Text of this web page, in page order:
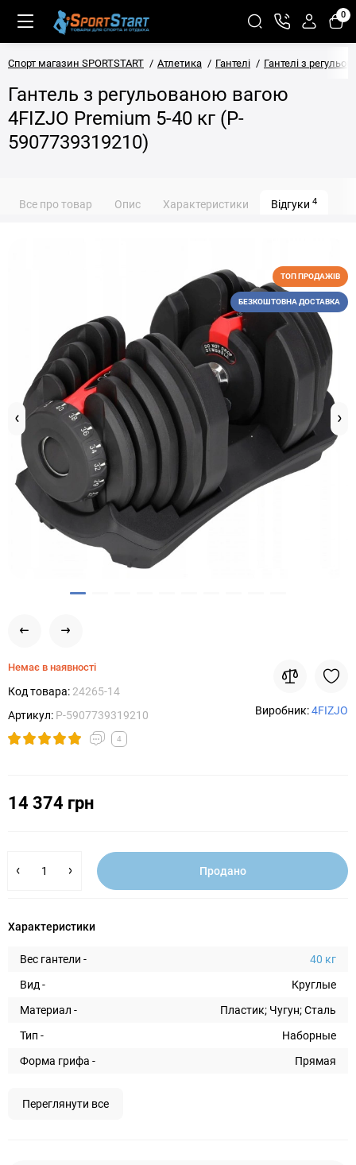
0
Спорт магазин SPORTSTART Атлетика Гантелі Гантелі з
Гантель з регульованою вагою
4FIZJO Premium 5-40 кг (P-
5907739319210)
Все про товар Опис Характеристики Відгуки 4
ТОП ПРОДАЖІВ
БЕЗКОШТОВНА ДОСТАВКА
Немає в наявності
Код товара: 24265-14
Артикул: P-5907739319210
4
Виробник:4FIZJO
14 374 грн
Продано
Характеристики
Вес гантели -
40 кг
Вид -
Круглые
Материал -
Пластик; Чугун; Сталь
Тип -
Наборные
Форма грифа -
Прямая
Переглянути все